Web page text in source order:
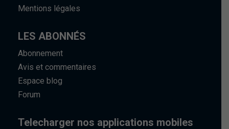
Mentions légales
LES ABONNÉS
Abonnement
Avis et commentaires
Espace blog
Forum
Telecharger nos applications mobiles